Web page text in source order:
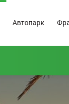
Автопарк